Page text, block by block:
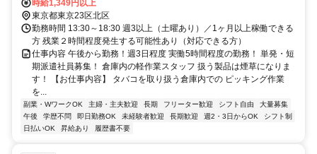
時給1,349円以上
東京都東京23区北区
勤務時間 13:30～18:30 週3以上（土曜あり）／1ヶ月以上稼働できる
方 残業２時間程度発生する可能性あり（対応できる方）
仕事内容 午後から勤務！週3日程度 実働5時間程度の勤務！ 単発・短
期派遣社員募集！ 倉庫内の軽作業スタッフ 扱う製品は煙草になりま
す！ 【お仕事内容】 タバコを取り扱う倉庫内での ピッキング作業
を...
副業・WワークOK 主婦・主夫歓迎 長期 フリーター歓迎 シフト自由
大量募集
午後
学歴不問 即日勤務OK 未経験者歓迎 長期歓迎 週2・3日からOK
シフト制
日払いOK
昇給あり 履歴書不要